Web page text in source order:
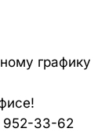
графику
952-33-62